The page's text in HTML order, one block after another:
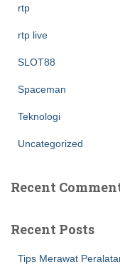
rtp
rtp live
SLOT88
Spaceman
Teknologi
Uncategorized
Recent
Recent Posts
Tips Merawat